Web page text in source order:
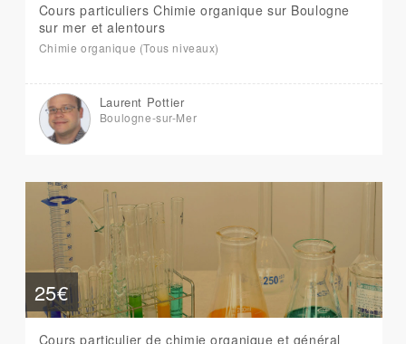
Cours particuliers Chimie organique sur Boulogne
sur mer et alentours
Chimie organique (Tous niveaux)
Laurent Pottier
Boulogne-sur-Mer
25€
Cours particulier de chimie organique et général